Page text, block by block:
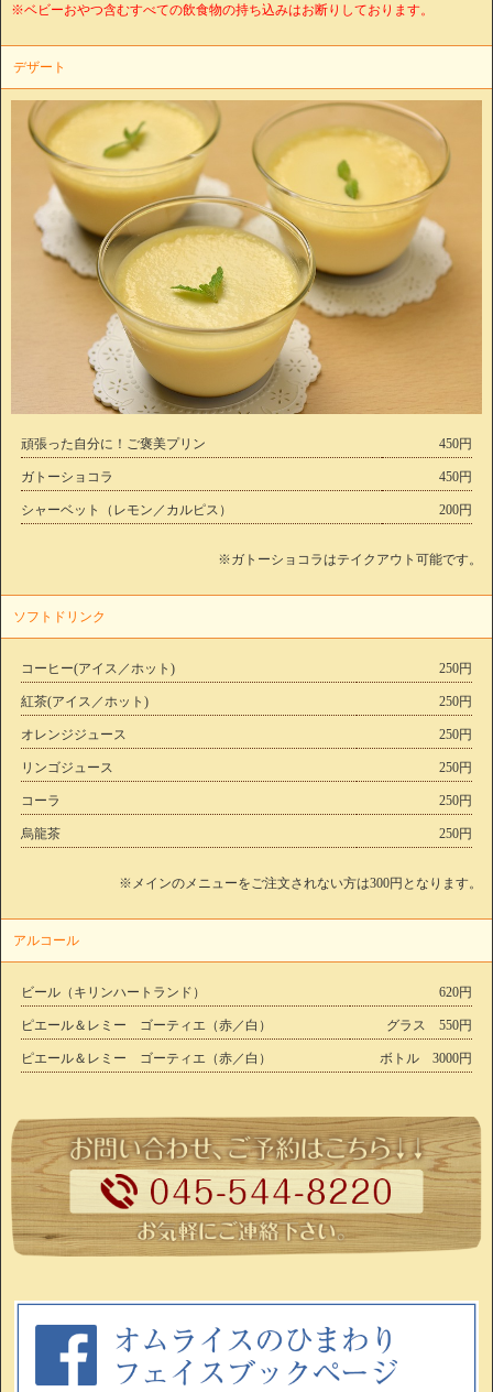
※ベビーおやつ含むすべての飲食物の持ち込みはお断りしております。
デザート
頑張った自分に！ご褒美プリン 450円
ガトーショコラ 450円
シャーベット（レモン／カルピス） 200円
※ガトーショコラはテイクアウト可能です。
ソフトドリンク
コーヒー(アイス／ホット) 250円
紅茶(アイス／ホット) 250円
オレンジジュース 250円
リンゴジュース 250円
コーラ 250円
烏龍茶 250円
※メインのメニューをご注文されない方は300円となります。
アルコール
ビール（キリンハートランド） 620円
ピエール＆レミー ゴーティエ（赤／白） グラス 550円
ピエール＆レミー ゴーティエ（赤／白） ボトル 3000円